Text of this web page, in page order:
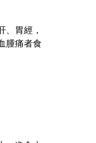
、胃經，
腫痛者食